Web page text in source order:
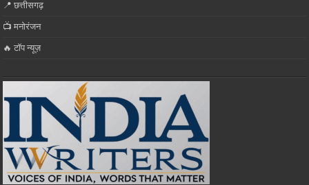
📍 छत्तीसगढ़
📺 मनोरंजन
🔥 टॉप न्यूज़